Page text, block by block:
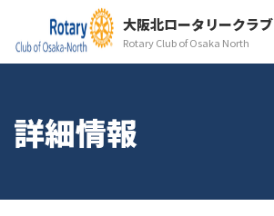
大阪北ロータリークラブ
Rotary Club of Osaka North
詳細情報